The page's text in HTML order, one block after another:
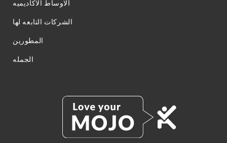
الاوساط الاكاديميه
الشركات التابعه لها
المطورين
الجمله